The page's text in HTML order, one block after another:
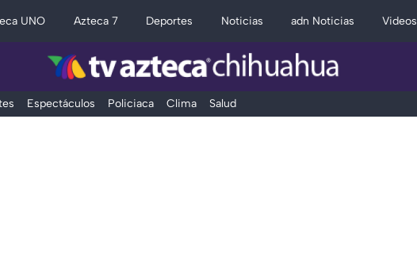
UNO Azteca 7 Deportes Noticias adn Noticias Videos
Espectáculos Policiaca Clima Salud